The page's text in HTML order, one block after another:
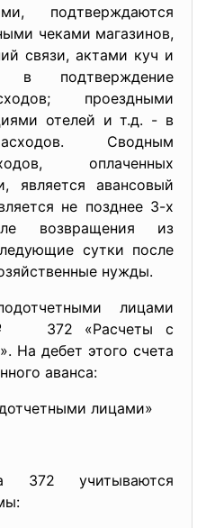
подтверждаются
чеками магазинов,
связи, актами куч и
подтверждение
проездными
отелей и т.д. - в
Сводным
оплаченных
является авансовый
не позднее 3-х
возвращения из
сутки после
нужды.
лицами
№ 372 «Расчеты с
На дебет этого счета
аванса:
лицами»
372 учитываются